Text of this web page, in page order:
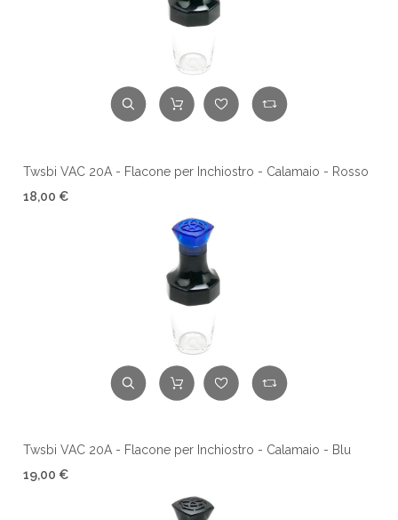
Twsbi VAC 20A - Flacone per Inchiostro - Calamaio - Rosso
18,00 €
Twsbi VAC 20A - Flacone per Inchiostro - Calamaio - Blu
19,00 €